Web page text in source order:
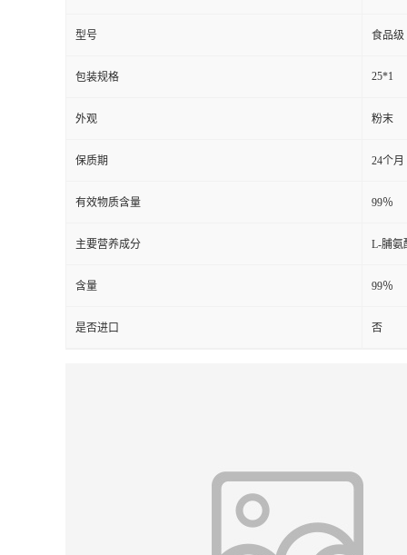
型号 食品级
包装规格 25*1
外观 粉末
保质期 24个月
有效物质含量 99％
主要营养成分 L-脯氨
含量 99％
是否进口 否